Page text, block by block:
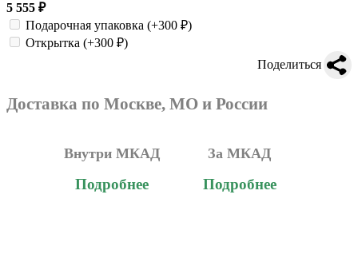
5 555 ₽
Подарочная упаковка (+300 ₽)
Открытка (+300 ₽)
Поделиться
Доставка по Москве, МО и России
Внутри МКАД
Подробнее
За МКАД
Подробнее